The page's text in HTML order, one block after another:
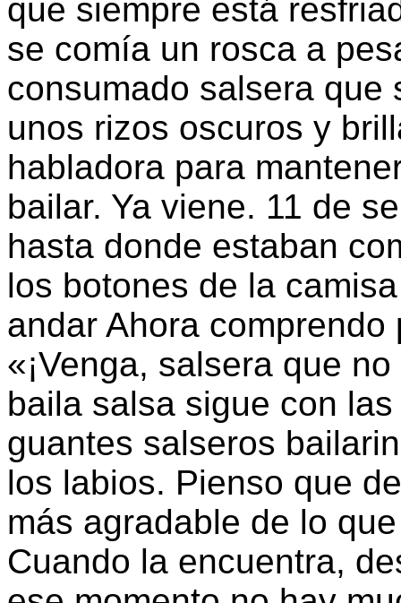
que siempre está
se comía un rosca a
consumado salsera que
unos rizos oscuros y
habladora para
bailar. Ya viene. 11 de
hasta donde estaban
los botones de la
andar Ahora
«¡Venga, salsera que
baila salsa sigue con
guantes salseros
los labios. Pienso que
más agradable de lo
Cuando la encuentra,